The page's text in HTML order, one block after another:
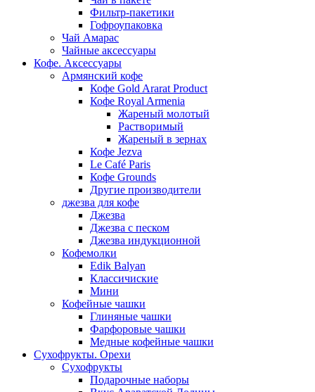
Фильтр-пакетики
Гофроупаковка
Чай Амарас
Чайные аксессуары
Кофе. Аксессуары
Армянский кофе
Кофе Gold Ararat Product
Кофе Royal Armenia
Жареный молотый
Растворимый
Жареный в зернах
Кофе Jezva
Le Café Paris
Кофе Grounds
Другие производители
джезва для кофе
Джезва
Джезва с песком
Джезва индукционной
Кофемолки
Edik Balyan
Классичиские
Мини
Кофейные чашки
Глиняные чашки
Фарфоровые чашки
Медные кофейные чашки
Сухофрукты. Орехи
Сухофрукты
Подарочные наборы